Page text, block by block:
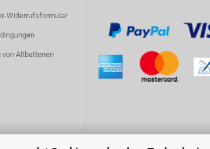
Widerrufsformular
von Altbatterien